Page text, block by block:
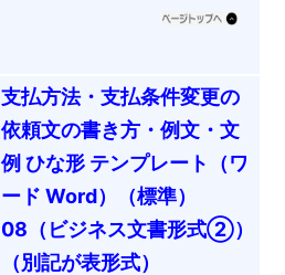
支払方法・支払条件変更の
依頼文の書き方・例文・文
例 ひな形 テンプレート（ワ
ード Word）（標準）
08（ビジネス文書形式②）
（別記が表形式）